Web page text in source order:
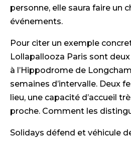
personne, elle saura faire un
événements.
Pour citer un exemple
Lollapallooza Paris sont
à l’Hippodrome de
semaines d’intervalle. Deux
lieu, une capacité d’accueil
proche. Comment les
Solidays défend et véhicule